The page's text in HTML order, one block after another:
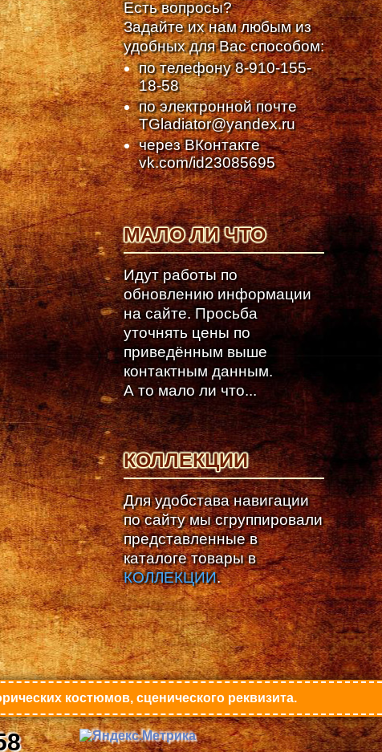
Есть вопросы?
Задайте их нам любым из
удобных для Вас способом:
по телефону8-910-155-
18-58
по электронной почте
TGladiator@yandex.ru
через ВКонтакте
vk.com/id23085695
МАЛО ЛИ ЧТО
Идут работы по
обновлению информации
на сайте. Просьба
уточнять цены по
приведённым выше
контактным данным.
А то мало ли что...
КОЛЛЕКЦИИ
Для удобстава навигации
по сайту мы сгруппировали
представленные в
каталоге товары в
КОЛЛЕКЦИИ.
костюмов, сценического реквизита.